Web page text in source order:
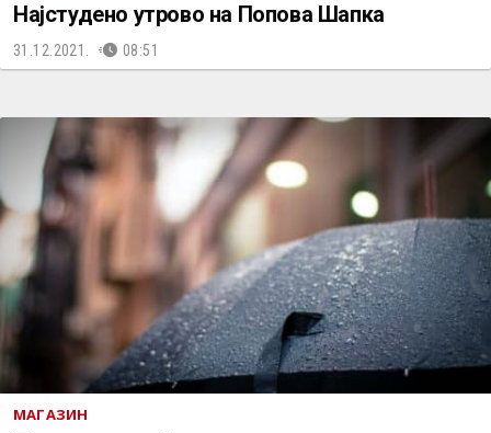
Најстудено утрово на Попова Шапка
31.12.2021. 08:51
МАГАЗИН